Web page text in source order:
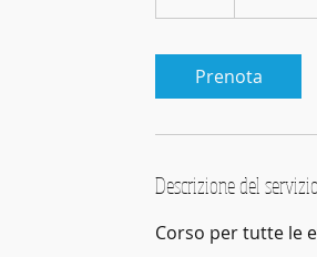
o
Prenota
Descrizione del servizio
Corso per tutte le